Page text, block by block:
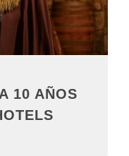
10 AÑOS